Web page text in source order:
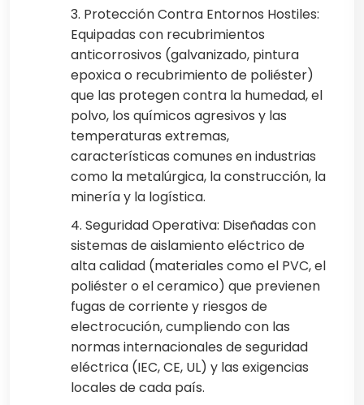
3. Protección Contra Entornos Hostiles:
Equipadas con recubrimientos
anticorrosivos (galvanizado, pintura
epoxica o recubrimiento de poliéster)
que las protegen contra la humedad, el
polvo, los químicos agresivos y las
temperaturas extremas,
características comunes en industrias
como la metalúrgica, la construcción, la
minería y la logística.
4. Seguridad Operativa: Diseñadas con
sistemas de aislamiento eléctrico de
alta calidad (materiales como el PVC, el
poliéster o el ceramico) que previenen
fugas de corriente y riesgos de
electrocución, cumpliendo con las
normas internacionales de seguridad
eléctrica (IEC, CE, UL) y las exigencias
locales de cada país.